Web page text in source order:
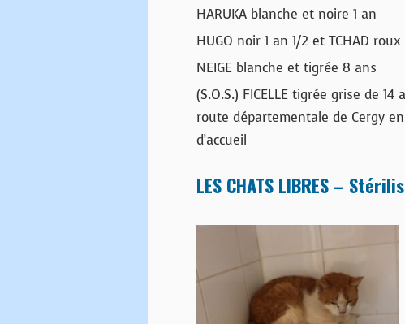
HARUKA blanche et noire 1 an
HUGO noir 1 an 1/2 et TCHAD
NEIGE blanche et tigrée 8 ans
(S.O.S.) FICELLE tigrée grise de
route départementale de Cergy
d’accueil
LES CHATS LIBRES –